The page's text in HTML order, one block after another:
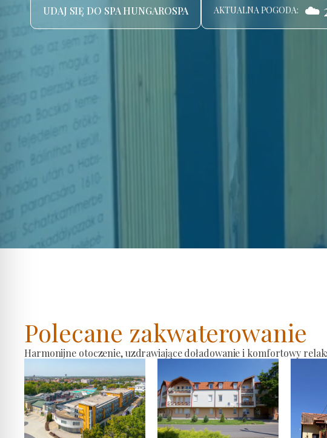
UDAJ SIĘ DO SPA HUNGAROSPA AKTUALNA POGODA: ☁️
Polecane zakwaterowanie
Harmonijne otoczenie, uzdrawiające doładowanie i komfortowy